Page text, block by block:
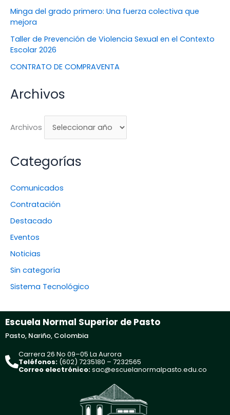
Minga del grado primero: Una fuerza colectiva que
mejora
Taller de Prevención de Violencia Sexual en el Contexto
Escolar 2026
CONTRATO DE COMPRAVENTA
Archivos
Archivos
Categorías
Comunicados
Contratación
Destacado
Eventos
Noticias
Sin categoría
Sistema Tecnológico
Escuela Normal Superior de Pasto
Pasto, Nariño, Colombia
Carrera 26 No 09–05 La Aurora
Teléfonos: (602) 7235180 – 7232565
Correo electrónico:sac@escuelanormalpasto.edu.co